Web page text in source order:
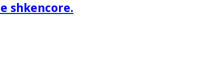
shkencore.